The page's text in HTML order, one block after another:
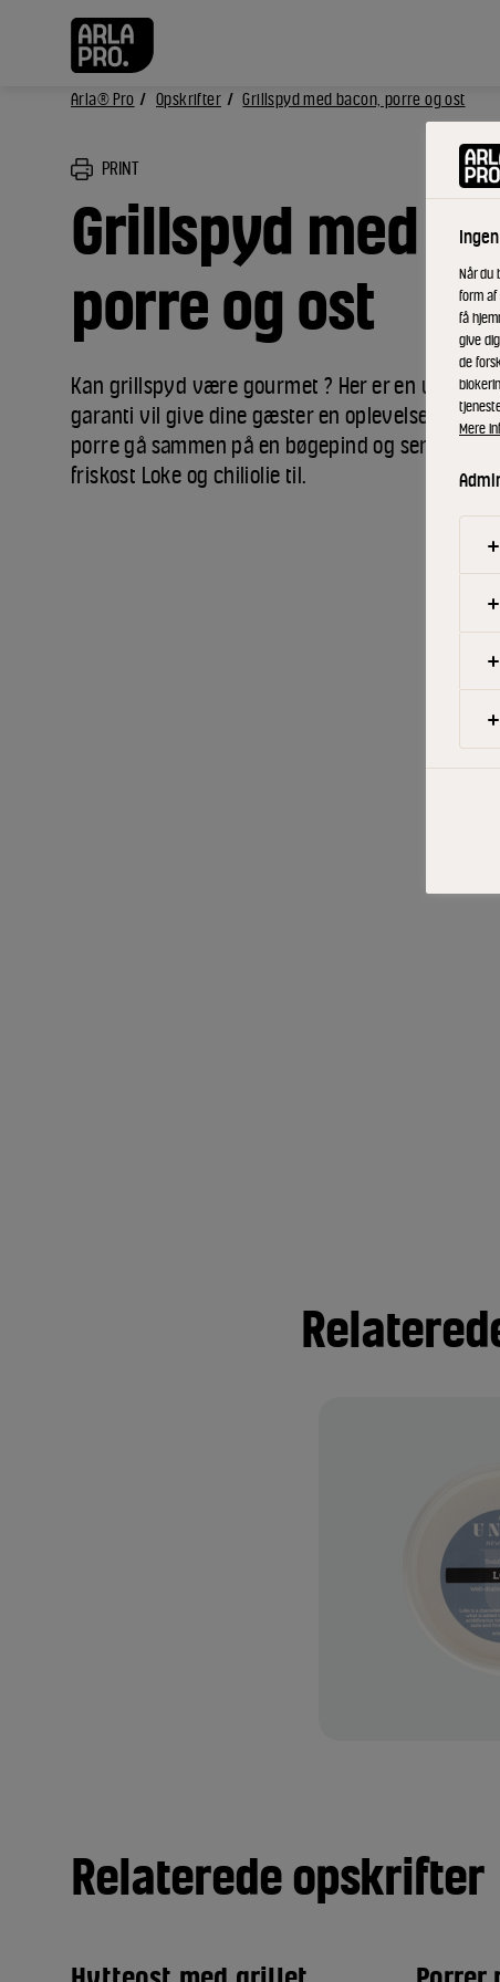
Arla® Pro Opskrifter Grillspyd med bacon, porre og ost
PRINT
Grillspyd med
porre og ost
Kan grillspyd være gourmet ? Her er en udgave
garanti vil give dine gæster en oplevelse. Lad
porre gå sammen på en bøgepind og server den
friskost Loke og chiliolie til.
Relaterede opskrifter
Når du
form af
få
give
de
Mere